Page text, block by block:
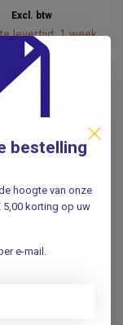
Excl. btw
levertijd: 1 week
bestelling
hoogte van onze
korting op uw
e-mail.